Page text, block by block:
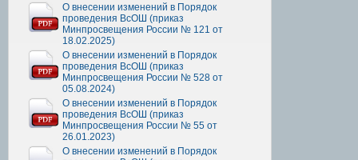
О внесении изменений в Порядок
проведения ВсОШ (приказ
Минпросвещения России № 121 от
18.02.2025)
О внесении изменений в Порядок
проведения ВсОШ (приказ
Минпросвещения России № 528 от
05.08.2024)
О внесении изменений в Порядок
проведения ВсОШ (приказ
Минпросвещения России № 55 от
26.01.2023)
О внесении изменений в Порядок